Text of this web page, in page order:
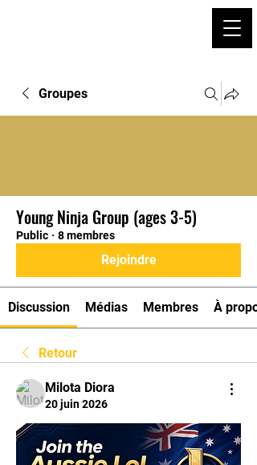
Groupes
Young Ninja Group (ages 3-5)
Public · 8 membres
Rejoindre
Discussion Médias Membres À
Retour
Milota Diora
20 juin 2026